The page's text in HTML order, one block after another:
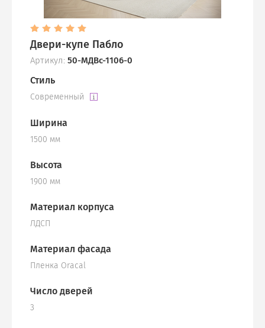
Двери-купе Пабло
Артикул: 50-МДВс-1106-0
Стиль
Современный
Ширина
1500 мм
Высота
1900 мм
Материал корпуса
ЛДСП
Материал фасада
Пленка Oracal
Число дверей
3